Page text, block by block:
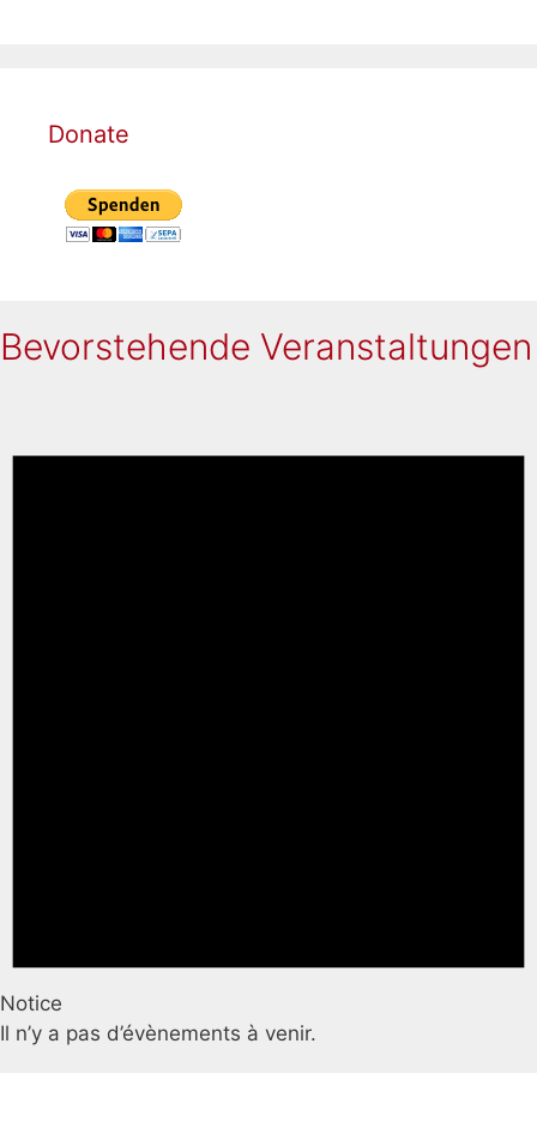
Donate
Bevorstehende Veranstaltungen
Notice
Il n’y a pas d’évènements à venir.